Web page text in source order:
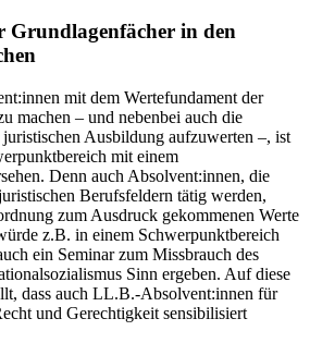
Grundlagenfächer in den
mit dem Wertefundament der
machen – und nebenbei auch die
Ausbildung aufzuwerten –, ist
mit einem
Denn auch Absolvent:innen, die
Berufsfeldern tätig werden,
zum Ausdruck gekommenen Werte
z.B. in einem Schwerpunktbereich
ein Seminar zum Missbrauch des
Sinn ergeben. Auf diese
dass auch LL.B.-Absolvent:innen für
und Gerechtigkeit sensibilisiert